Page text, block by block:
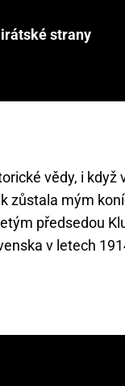
strany
vědy, i když
zůstala mým
předsedou
v letech